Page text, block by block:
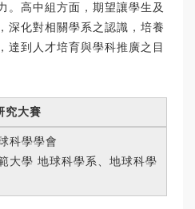
。高中組方面，期望讓學生及
深化對相關學系之認識，培養
達到人才培育與學科推廣之目
究大賽
科學學會
大學 地球科學系、地球科學